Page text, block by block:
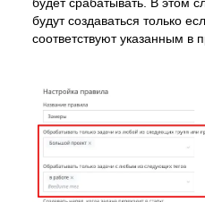
будут создаваться только
соответствуют указанным в